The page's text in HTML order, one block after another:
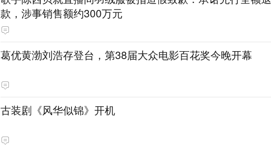
款，涉事销售额约300万元
葛优黄渤刘浩存登台，第38届大众电影百花奖今晚开幕
古装剧《风华似锦》开机